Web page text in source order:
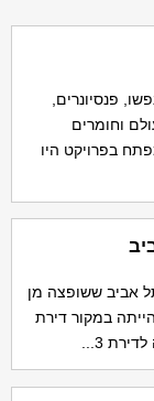
פנסיונרים,
וחומרים
בפרויקט היו
אביב ששופצה מן
בגודל 68 מ"ר הייתה במקור דירת